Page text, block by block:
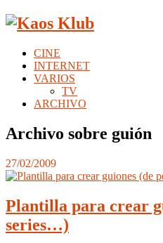
CINE
INTERNET
VARIOS
TV
ARCHIVO
Archivo sobre guión
27/02/2009
Plantilla para crear
series…)